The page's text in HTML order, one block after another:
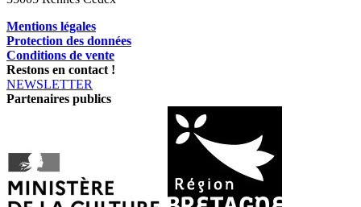
Mentions légales
Protection des données
Conditions de vente
Restons en contact !
NEWSLETTER
Partenaires publics